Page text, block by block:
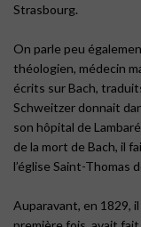
Strasbourg.
On parle peu
théologien, médecin
écrits sur Bach,
Schweitzer donnait
son hôpital de
de la mort de Bach, il
l’église Saint-Thomas
Auparavant, en 1829,